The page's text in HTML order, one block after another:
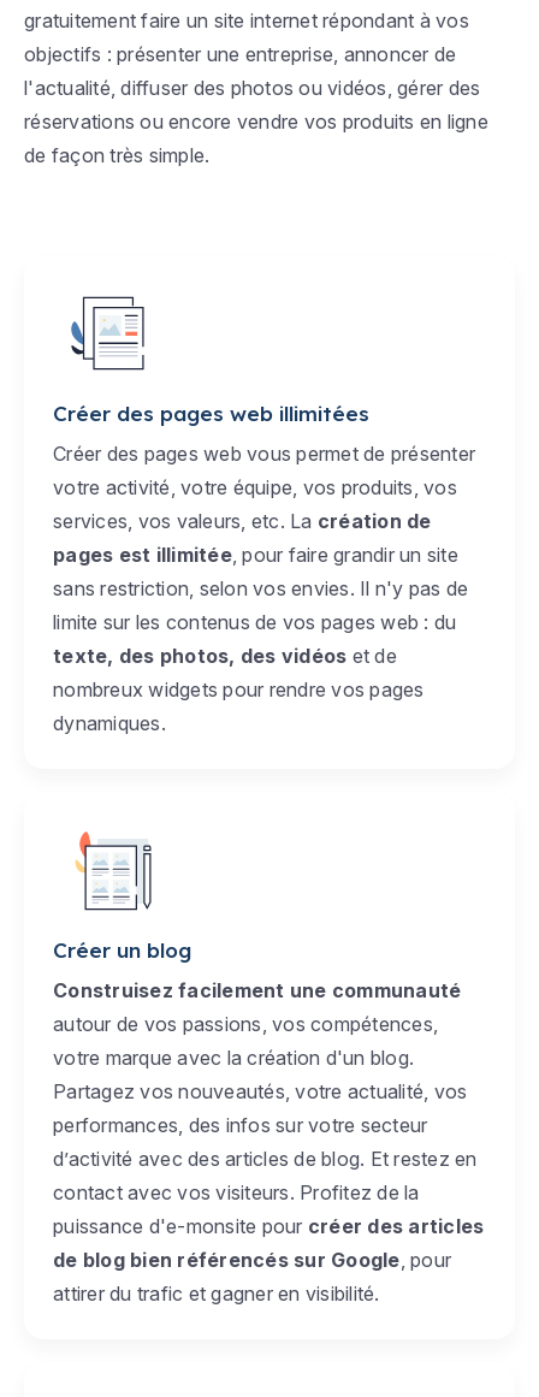
gratuitement faire un site internet répondant à vos
objectifs : présenter une entreprise, annoncer de
l'actualité, diffuser des photos ou vidéos, gérer des
réservations ou encore vendre vos produits en ligne
de façon très simple.
Créer des pages web illimitées
Créer des pages web vous permet de présenter
votre activité, votre équipe, vos produits, vos
services, vos valeurs, etc. La création de
pages est illimitée, pour faire grandir un site
sans restriction, selon vos envies. Il n'y pas de
limite sur les contenus de vos pages web : du
texte, des photos, des vidéos et de
nombreux widgets pour rendre vos pages
dynamiques.
Créer un blog
Construisez facilement une communauté
autour de vos passions, vos compétences,
votre marque avec la création d'un blog.
Partagez vos nouveautés, votre actualité, vos
performances, des infos sur votre secteur
d’activité avec des articles de blog. Et restez en
contact avec vos visiteurs. Profitez de la
puissance d'e-monsite pour créer des articles
de blog bien référencés sur Google , pour
attirer du trafic et gagner en visibilité.